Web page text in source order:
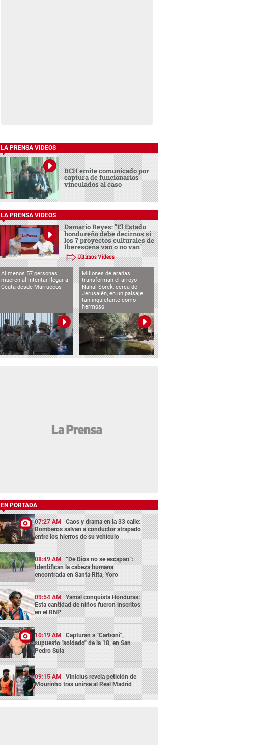
LA PRENSA VIDEOS
BCH emite comunicado por
captura de funcionarios
vinculados al caso
LA PRENSA VIDEOS
Damario Reyes: "El Estado
hondureño debe decirnos si
los 7 proyectos culturales de
Iberescena van o no van"
Últimos Videos
Al menos 57 personas
mueren al intentar llegar a
Ceuta desde Marruecos
Millones de arañas
transforman el arroyo
Nahal Sorek, cerca de
Jerusalén, en un paisaje
tan inquietante como
hermoso
EN PORTADA
07:27 AM Caos y drama en la 33 calle:
Bomberos salvan a conductor atrapado
entre los hierros de su vehículo
08:49 AM “De Dios no se escapan”:
Identifican la cabeza humana
encontrada en Santa Rita, Yoro
09:54 AM Yamal conquista Honduras:
Esta cantidad de niños fueron inscritos
en el RNP
10:19 AM Capturan a "Carboni",
supuesto "soldado" de la 18, en San
Pedro Sula
09:15 AM Vinicius revela petición de
Mourinho tras unirse al Real Madrid